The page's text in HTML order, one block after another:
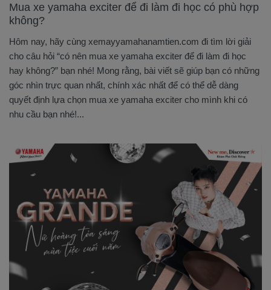
Mua xe yamaha exciter để đi làm đi học có phù hợp
không?
Hôm nay, hãy cùng xemayyamahanamtien.com đi tìm lời giải
cho câu hỏi “có nên mua xe yamaha exciter để đi làm đi học
hay không?” bạn nhé! Mong rằng, bài viết sẽ giúp bạn có những
góc nhìn trực quan nhất, chính xác nhất để có thể dễ dàng
quyết định lựa chọn mua xe yamaha exciter cho mình khi có
nhu cầu bạn nhé!...